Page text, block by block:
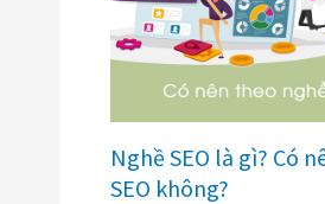
Nghề SEO là gì? Có
SEO không?